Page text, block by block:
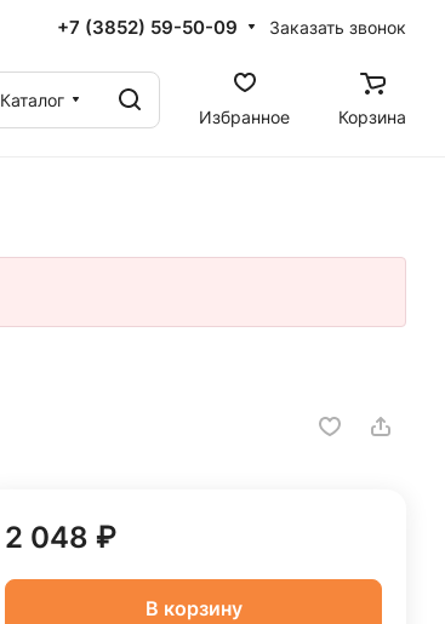
+7 (3852) 59-50-09 Заказать звонок
Каталог
Избранное
Корзина
2 048 ₽
В корзину